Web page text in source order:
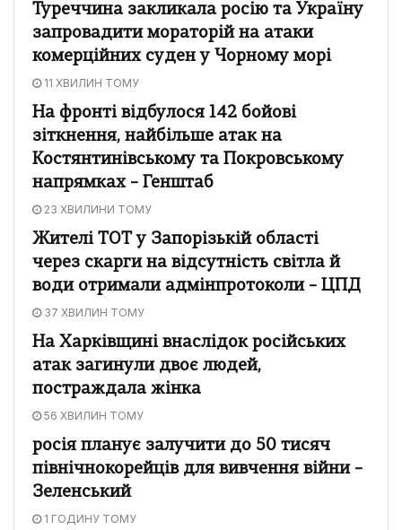
Туреччина закликала росію та Україну
запровадити мораторій на атаки
комерційних суден у Чорному морі
11 ХВИЛИН ТОМУ
На фронті відбулося 142 бойові
зіткнення, найбільше атак на
Костянтинівському та Покровському
напрямках – Генштаб
23 ХВИЛИНИ ТОМУ
Жителі ТОТ у Запорізькій області
через скарги на відсутність світла й
води отримали адмінпротоколи – ЦПД
37 ХВИЛИН ТОМУ
На Харківщині внаслідок російських
атак загинули двоє людей,
постраждала жінка
56 ХВИЛИН ТОМУ
росія планує залучити до 50 тисяч
північнокорейців для вивчення війни –
Зеленський
1 ГОДИНУ ТОМУ